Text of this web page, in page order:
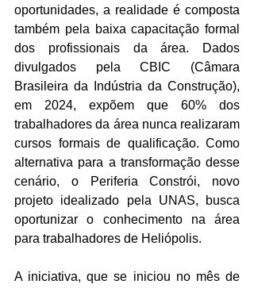
oportunidades, a realidade é composta
também pela baixa capacitação formal
dos profissionais da área. Dados
divulgados pela CBIC (Câmara
Brasileira da Indústria da Construção),
em 2024, expõem que 60% dos
trabalhadores da área nunca realizaram
cursos formais de qualificação. Como
alternativa para a transformação desse
cenário, o Periferia Constrói, novo
projeto idealizado pela UNAS, busca
oportunizar o conhecimento na área
para trabalhadores de Heliópolis.
A iniciativa, que se iniciou no mês de